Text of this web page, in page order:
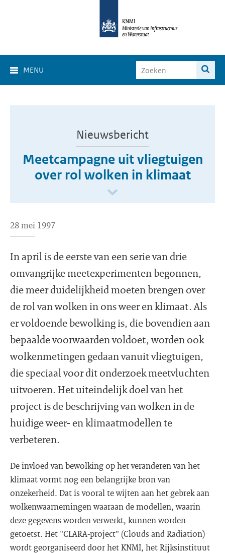
MENU
Nieuwsbericht
Meetcampagne uit vliegtuigen
over rol wolken in klimaat
28 mei 1997
In april is de eerste van een serie van drie
omvangrijke meetexperimenten begonnen,
die meer duidelijkheid moeten brengen over
de rol van wolken in ons weer en klimaat. Als
er voldoende bewolking is, die bovendien aan
bepaalde voorwaarden voldoet, worden ook
wolkenmetingen gedaan vanuit vliegtuigen,
die speciaal voor dit onderzoek meetvluchten
uitvoeren. Het uiteindelijk doel van het
project is de beschrijving van wolken in de
huidige weer- en klimaatmodellen te
verbeteren.
De invloed van bewolking op het veranderen van het
klimaat vormt nog een belangrijke bron van
onzekerheid. Dat is vooral te wijten aan het gebrek aan
wolkenwaarnemingen waaraan de modellen, waarin
deze gegevens worden verwerkt, kunnen worden
getoetst. Het "CLARA-project" (Clouds and Radiation)
wordt georganiseerd door het KNMI, het Rijksinstituut